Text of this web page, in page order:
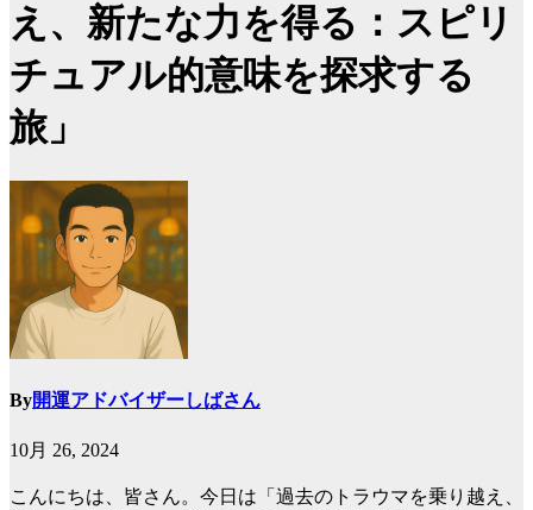
え、新たな力を得る：スピリ
チュアル的意味を探求する
旅」
By開運アドバイザーしばさん
10月 26, 2024
こんにちは、皆さん。今日は「過去のトラウマを乗り越え、